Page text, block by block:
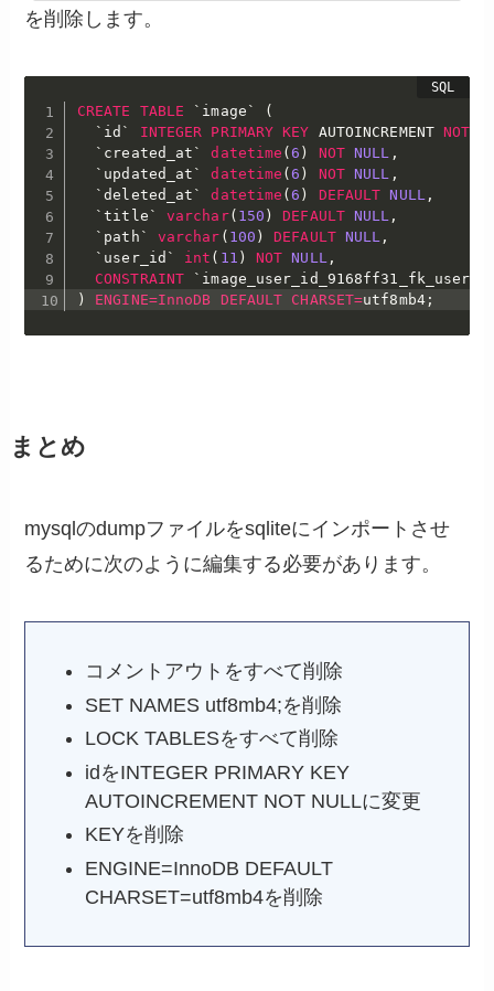
を削除します。
CREATE TABLE ` image `
(
` id ` INTEGER PRIMARY KEY AUTOINCREMENT NOT
` created_at ` datetime (6 ) NOT NULL ,
` updated_at ` datetime (6 ) NOT NULL ,
`deleted_at ` datetime (6 ) DEFAULT NULL,
`title ` varchar( 150 ) DEFAULT NULL ,
` path ` varchar ( 100 ) DEFAULT NULL ,
` user_id ` int ( 11 ) NOT NULL,
CONSTRAINT
`
)
ENGINE=InnoDB DEFAULT CHARSET=utf8mb4;
まとめ
mysqlのdumpファイルをsqliteにインポートさせ
るために次のように編集する必要があります。
コメントアウトをすべて削除
SET NAMES utf8mb4;を削除
LOCK TABLESをすべて削除
idをINTEGER PRIMARY KEY
AUTOINCREMENT NOT NULLに変更
KEYを削除
ENGINE=InnoDB DEFAULT
CHARSET=utf8mb4を削除